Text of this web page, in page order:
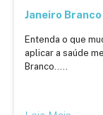
Janeiro
Entenda o que
aplicar a saúde
Branco.....